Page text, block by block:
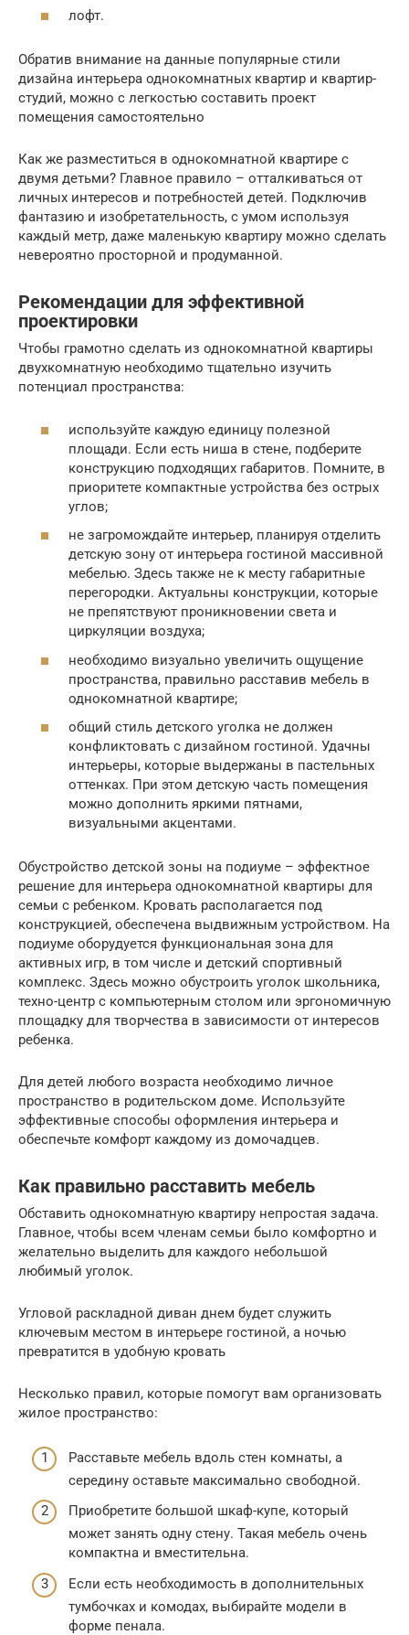
лофт.
Обратив внимание на данные популярные стили
дизайна интерьера однокомнатных квартир и квартир-
студий, можно с легкостью составить проект
помещения самостоятельно
Как же разместиться в однокомнатной квартире с
двумя детьми? Главное правило – отталкиваться от
личных интересов и потребностей детей. Подключив
фантазию и изобретательность, с умом используя
каждый метр, даже маленькую квартиру можно сделать
невероятно просторной и продуманной.
Рекомендации для эффективной
проектировки
Чтобы грамотно сделать из однокомнатной квартиры
двухкомнатную необходимо тщательно изучить
потенциал пространства:
используйте каждую единицу полезной
площади. Если есть ниша в стене, подберите
конструкцию подходящих габаритов. Помните, в
приоритете компактные устройства без острых
углов;
не загромождайте интерьер, планируя отделить
детскую зону от интерьера гостиной массивной
мебелью. Здесь также не к месту габаритные
перегородки. Актуальны конструкции, которые
не препятствуют проникновении света и
циркуляции воздуха;
необходимо визуально увеличить ощущение
пространства, правильно расставив мебель в
однокомнатной квартире;
общий стиль детского уголка не должен
конфликтовать с дизайном гостиной. Удачны
интерьеры, которые выдержаны в пастельных
оттенках. При этом детскую часть помещения
можно дополнить яркими пятнами,
визуальными акцентами.
Обустройство детской зоны на подиуме – эффектное
решение для интерьера однокомнатной квартиры для
семьи с ребенком. Кровать располагается под
конструкцией, обеспечена выдвижным устройством. На
подиуме оборудуется функциональная зона для
активных игр, в том числе и детский спортивный
комплекс. Здесь можно обустроить уголок школьника,
техно-центр с компьютерным столом или эргономичную
площадку для творчества в зависимости от интересов
ребенка.
Для детей любого возраста необходимо личное
пространство в родительском доме. Используйте
эффективные способы оформления интерьера и
обеспечьте комфорт каждому из домочадцев.
Как правильно расставить мебель
Обставить однокомнатную квартиру непростая задача.
Главное, чтобы всем членам семьи было комфортно и
желательно выделить для каждого небольшой
любимый уголок.
Угловой раскладной диван днем будет служить
ключевым местом в интерьере гостиной, а ночью
превратится в удобную кровать
Несколько правил, которые помогут вам организовать
жилое пространство:
Расставьте мебель вдоль стен комнаты, а
середину оставьте максимально свободной.
Приобретите большой шкаф-купе, который
может занять одну стену. Такая мебель очень
компактна и вместительна.
Если есть необходимость в дополнительных
тумбочках и комодах, выбирайте модели в
форме пенала.